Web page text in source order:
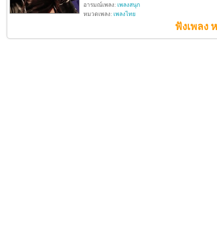
อารมณ์เพลง: เพลงสนุก
หมวดเพลง: เพลงไทย
ฟังเพลง